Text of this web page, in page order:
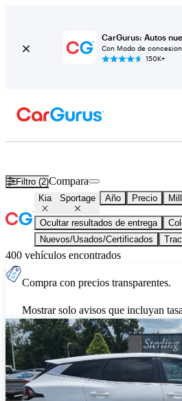
CarGurus: Autos
Con Modo de
150K+
Filtro (2)Compara
Kia Sportage Año Precio
Ocultar resultados de entrega
Nuevos/Usados/Certificados
400 vehículos encontrados
Compra con precios transparentes.
Mostrar solo avisos que incluyan